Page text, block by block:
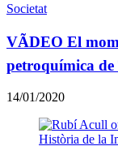
Societat
VÃDEO El
petroquímica
14/01/2020